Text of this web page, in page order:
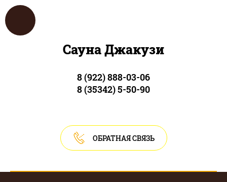
Сауна Джакузи
8 (922) 888-03-06
8 (35342) 5-50-90
ОБРАТНАЯ СВЯЗЬ